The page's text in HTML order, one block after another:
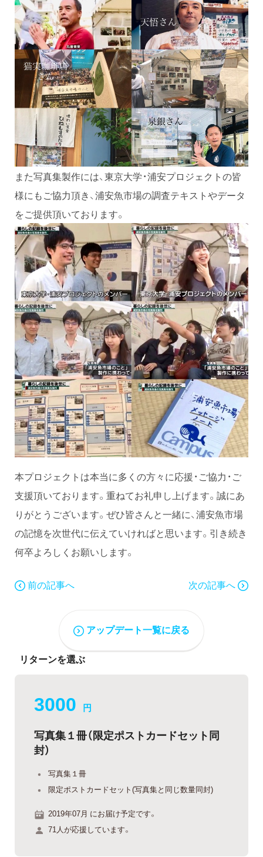
また写真集製作には、東京大学・浦安プロジェクトの皆
様にもご協力頂き、浦安魚市場の調査テキストやデータ
をご提供頂いております。
本プロジェクトは本当に多くの方々に応援・ご協力・ご
支援頂いております。重ねてお礼申し上げます。誠にあ
りがとうございます。ぜひ皆さんと一緒に、浦安魚市場
の記憶を次世代に伝えていければと思います。引き続き
何卒よろしくお願いします。
前の記事へ 次の記事へ
アップデート一覧に戻る
リターンを選ぶ
3000 円
写真集１冊（限定ポストカードセット同
封）
写真集１冊
限定ポストカードセット(写真集と同じ数量同封)
2019年07月 にお届け予定です。
71人が応援しています。